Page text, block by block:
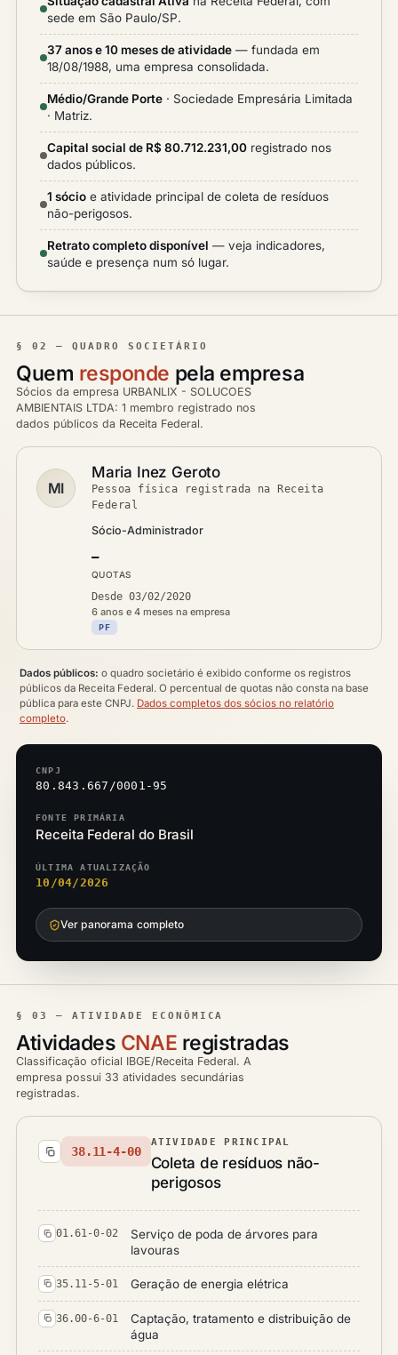
sede em São Paulo/SP.
37 anos e 10 meses de atividade — fundada em
18/08/1988, uma empresa consolidada.
Médio/Grande Porte · Sociedade Empresária Limitada
· Matriz.
Capital social de R$ 80.712.231,00 registrado nos
dados públicos.
1 sócio e atividade principal de coleta de resíduos
não-perigosos.
Retrato completo disponível — veja indicadores,
saúde e presença num só lugar.
§ 02 — QUADRO SOCIETÁRIO
Quem responde pela empresa
Sócios da empresa URBANLIX - SOLUCOES
AMBIENTAIS LTDA: 1 membro registrado nos
dados públicos da Receita Federal.
MI
Maria Inez Geroto
Pessoa física registrada na Receita
Federal
Sócio-Administrador
—
QUOTAS
Desde 03/02/2020
6 anos e 4 meses na empresa
PF
Dados públicos: o quadro societário é exibido conforme os registros
públicos da Receita Federal. O percentual de quotas não consta na base
pública para este CNPJ. Dados completos dos sócios no relatório
completo.
CNPJ
80.843.667/0001-95
FONTE PRIMÁRIA
Receita Federal do Brasil
ÚLTIMA ATUALIZAÇÃO
10/04/2026
Ver panorama completo
§ 03 — ATIVIDADE ECONÔMICA
Atividades CNAE registradas
Classificação oficial IBGE/Receita Federal. A
empresa possui 33 atividades secundárias
registradas.
38.11-4-00
ATIVIDADE PRINCIPAL
Coleta de resíduos não-
perigosos
01.61-0-02
Serviço de poda de árvores para
lavouras
35.11-5-01 Geração de energia elétrica
36.00-6-01
Captação, tratamento e distribuição de
água